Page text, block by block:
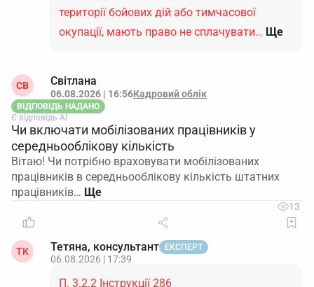
території бойових дій або тимчасової
окупації, мають право не сплачувати… Ще
СВ Світлана
06.08.2026 | 16:56Кадровий облік
ВІДПОВІДЬ НАДАНО
Є відповідь АІ
Чи включати мобілізованих працівників у
середньооблікову кількість
Вітаю! Чи потрібно враховувати мобілізованих
працівників в середньооблікову кількість штатних
працівників…
13
ТК Тетяна, консультант ЕКСПЕРТ
06.08.2026 | 17:39
П. 3.2.2 Інструкції 286